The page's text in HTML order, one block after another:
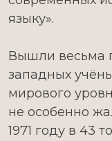
языку».
Вышли весьма
западных
мирового
не особенно
1971 году в 43